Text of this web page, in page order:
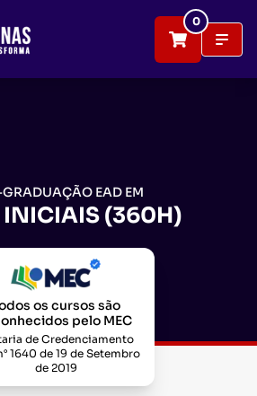
0
EAD EM
(360H)
os cursos são
pelo MEC
de Credenciamento
1640 de 19 de Setembro
de 2019